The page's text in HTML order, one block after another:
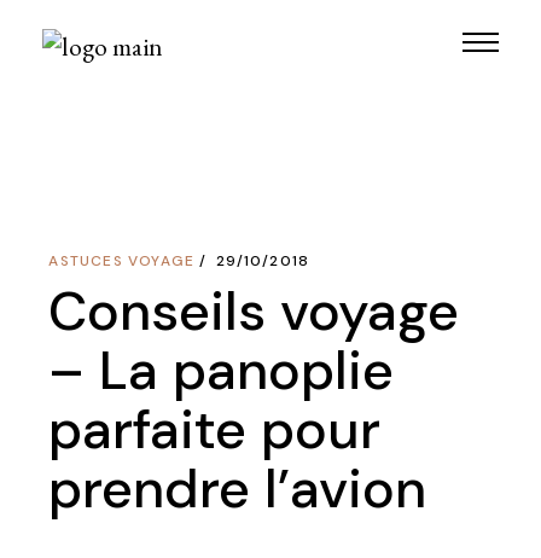
ASTUCES VOYAGE 29/10/2018
Conseils voyage
– La panoplie
parfaite pour
prendre l’avion